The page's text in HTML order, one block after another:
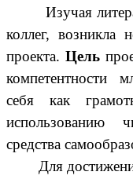
Изучая
коллег, возникла
проекта. Цель
компетентности
себя как
использованию
средства
Для достижения